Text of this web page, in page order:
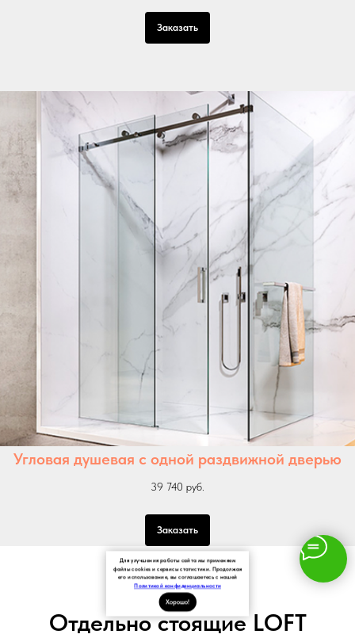
Заказать
Угловая душевая с одной раздвижной дверью
39 740 руб.
Заказать
Отдельно стоящие LOFT
Для улучшения работы сайта мы применяем
файлы cookies и сервисы статистики. Продолжая
его использование, вы соглашаетесь с нашей
Политикой конфиденциальности
Хорошо!